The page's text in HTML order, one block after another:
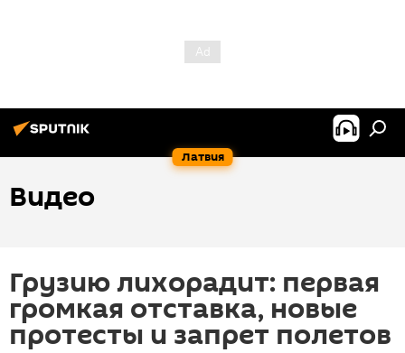
Латвия
Видео
Грузию лихорадит: первая
громкая отставка, новые
протесты и запрет полетов